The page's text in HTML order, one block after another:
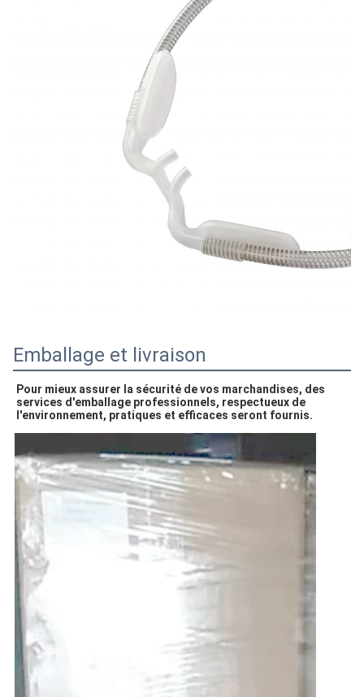
Emballage et livraison
Pour mieux assurer la sécurité de vos marchandises, des
services d'emballage professionnels, respectueux de
l'environnement, pratiques et efficaces seront fournis.